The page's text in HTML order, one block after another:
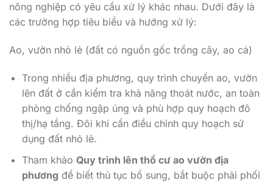
nông nghiệp có yêu cầu xử lý khác nhau. Dưới đây là
các trường hợp tiêu biểu và hướng xử lý:
Ao, vườn nhỏ lẻ (đất có nguồn gốc trồng cây, ao cá)
Trong nhiều địa phương, quy trình chuyển ao, vườn
lên đất ở cần kiểm tra khả năng thoát nước, an toàn
phòng chống ngập úng và phù hợp quy hoạch đô
thị/hạ tầng. Đôi khi cần điều chỉnh quy hoạch sử
dụng đất nhỏ lẻ.
Tham khảo Quy trình lên thổ cư ao vườn địa
phương để biết thủ tục bổ sung, bắt buộc phải phối